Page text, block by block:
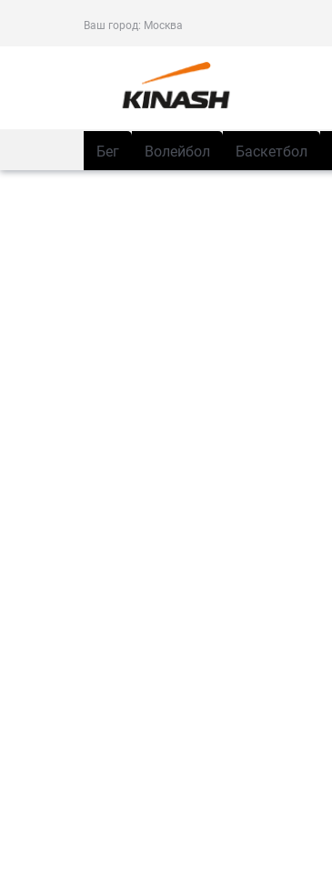
Ваш город: Москва
Бег Волейбол Баскетбол